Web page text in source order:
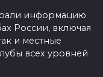
информацию
России, включая
и местные
всех уровней